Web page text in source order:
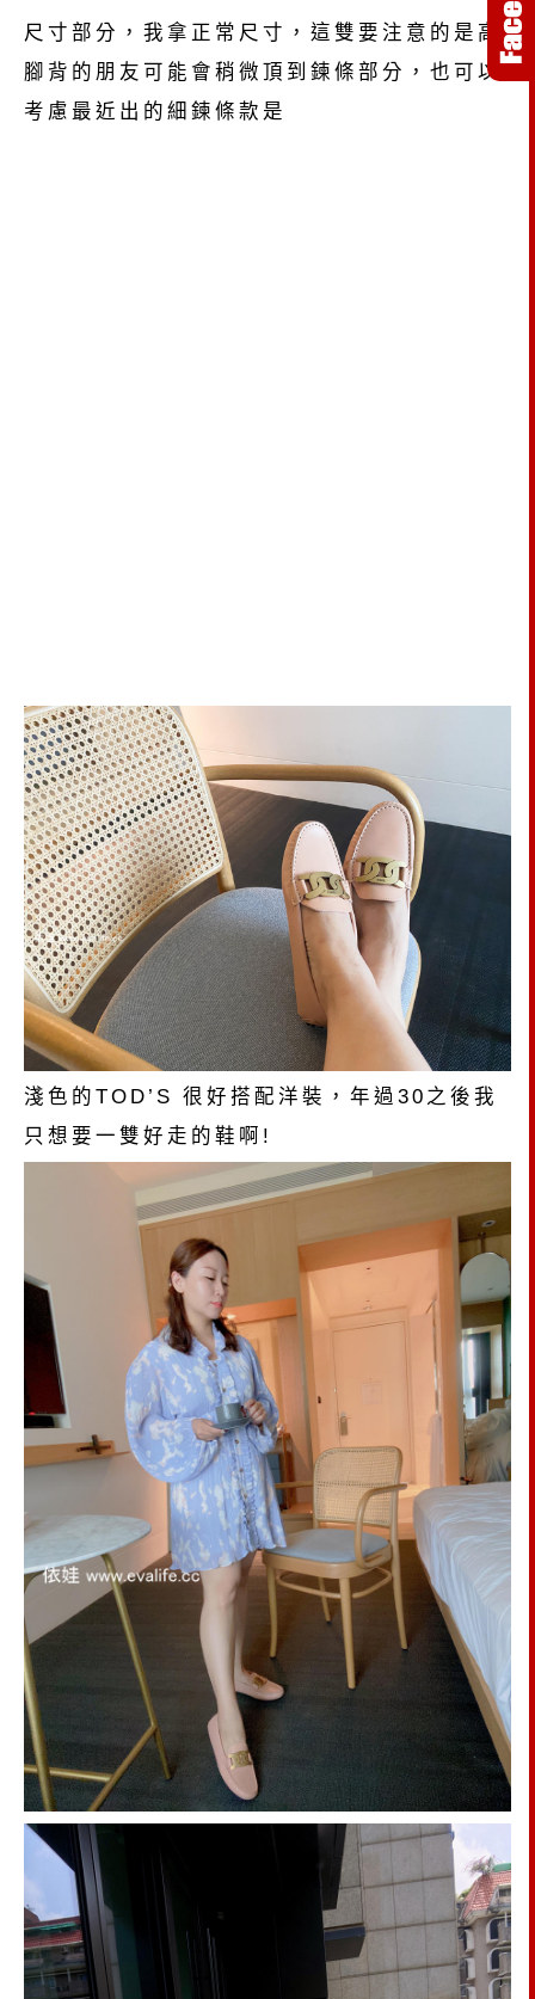
尺寸部分，我拿正常尺寸，這雙要注意的是高
腳背的朋友可能會稍微頂到鍊條部分，也可以
考慮最近出的細鍊條款是
淺色的TOD’S 很好搭配洋裝，年過30之後我
只想要一雙好走的鞋啊!